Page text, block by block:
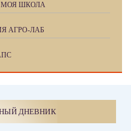
МОЯ ШКОЛА
АГРО-ЛАБ
ДНЕВНИК